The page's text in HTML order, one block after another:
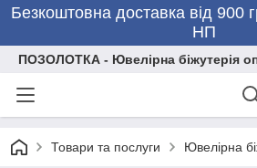
Безкоштовна доставка від 900
НП
ПОЗОЛОТКА - Ювелірна біжутерія
Товари та послуги Ювелірна